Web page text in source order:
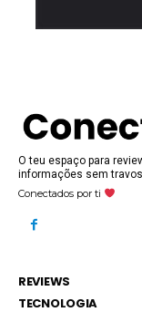
O teu espaço para
informações sem
Conectados por ti
REVIEWS
TECNOLOGIA